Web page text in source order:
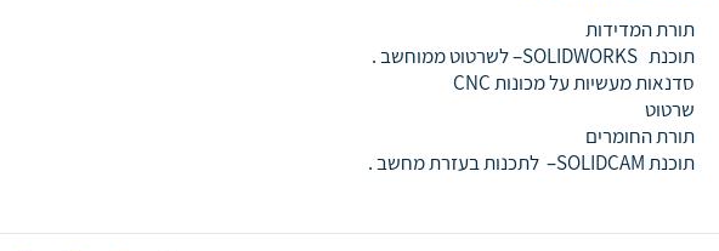
תורת המדידות
תוכנת SOLIDWORKS– לשרטוט ממוחשב .
סדנאות מעשיותעל מכונותCNC
שרטוט
תורת החומרים
תוכנתSOLIDCAM
– לתכנות בעזרת מחשב .